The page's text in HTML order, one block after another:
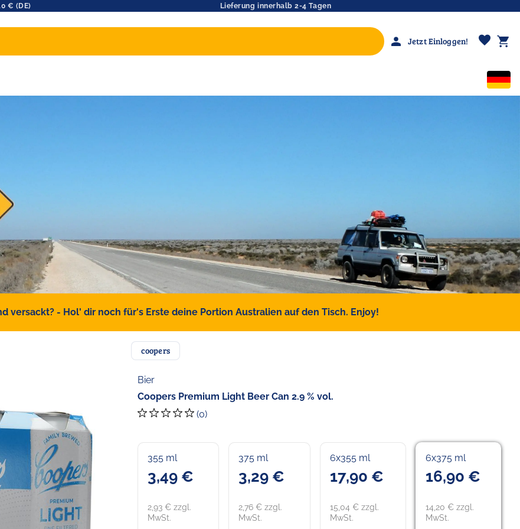
€ (DE) Lieferung innerhalb 2-4 Tagen
person Jetzt Einloggen! favorite shopping_cart
versackt? - Hol' dir noch für's Erste deine Portion Australien auf den Tisch. Enjoy!
coopers
Bier
Coopers Premium Light Beer Can 2.9 % vol.
(0)
355 ml
3,49 €
2,93 € zzgl.
MwSt.
375 ml
3,29 €
2,76 € zzgl.
MwSt.
6x355 ml
17,90 €
15,04 € zzgl.
MwSt.
6x375 ml
16,90 €
14,20 € zzgl.
MwSt.